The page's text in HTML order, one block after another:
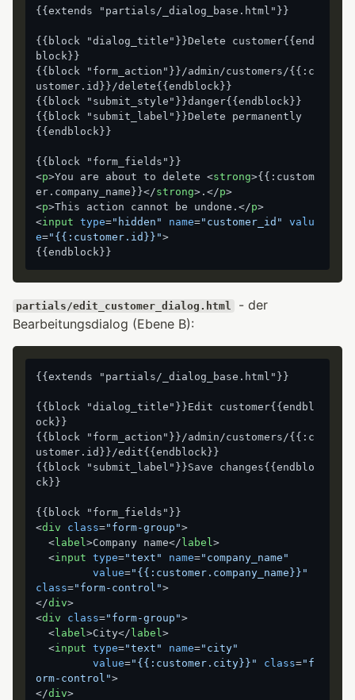
{{extends "partials/_dialog_base.html"}}
{{block "dialog_title"}}Delete customer{{end
block}}
{{block "form_action"}}/admin/customers/{{:c
ustomer.id}}/delete{{endblock}}
{{block "submit_style"}}danger{{endblock}}
{{block "submit_label"}}Delete permanently
{{endblock}}
<p>You are about to delete <strong>{{:custom
er.company_name}}</strong>. </p>
<p>This action cannot be undone. </p>
<input type="hidden" name="customer_id"
valu
e="{{:customer.id}}">
partials/edit_customer_dialog.html
- der
Bearbeitungsdialog (Ebene B):
{{extends "partials/_dialog_base.html"}}
{{block "dialog_title"}}Edit customer{{endbl
ock}}
{{block "form_action"}}/admin/customers/{{:c
ustomer.id}}/edit{{endblock}}
{{block "submit_label"}}Save changes{{endblo
ck}}
<div class="form-group">
<label >Company name</ label >
<input type="text" name="company_name"
value="{{:customer.company_name}}"
class="form-control">
</div>
<div class="form-group">
<label >City</ label >
<input type="text" name="city"
value="{{:customer.city}}" class="f
orm-control">
</div>